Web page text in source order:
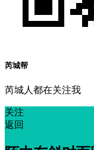
芮城帮
芮城人都在关注我
关注
返回